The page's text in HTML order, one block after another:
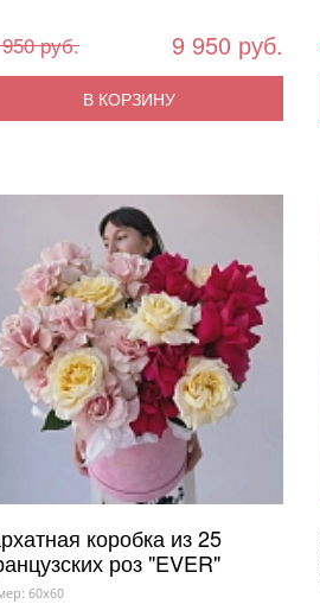
руб. 9 950 руб.
В КОРЗИНУ
коробка из 25
роз "EVER"
60x60